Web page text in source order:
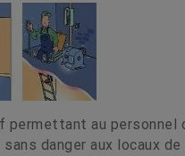
permettant au personnel
danger aux locaux de